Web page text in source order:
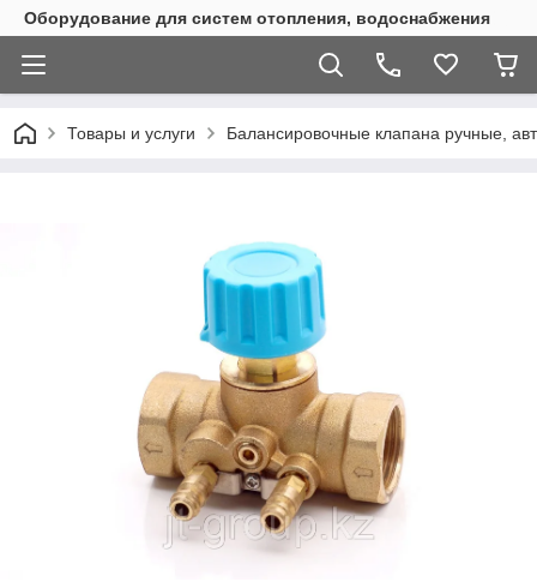
Оборудование для систем отопления, водоснабжения
Товары и услуги Балансировочные клапана ручные,